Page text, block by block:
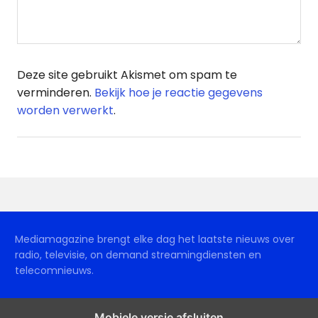
Deze site gebruikt Akismet om spam te
verminderen. Bekijk hoe je reactie gegevens
worden verwerkt.
Mediamagazine brengt elke dag het laatste nieuws over
radio, televisie, on demand streamingdiensten en
telecomnieuws.